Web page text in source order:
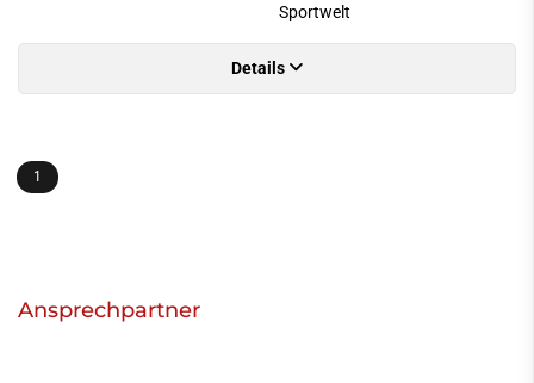
Sportwelt
Details
1
Ansprechpartner